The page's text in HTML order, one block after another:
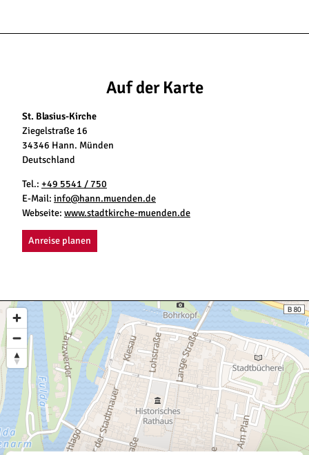
Auf der Karte
St. Blasius-Kirche
Ziegelstraße 16
34346 Hann. Münden
Deutschland
Tel.: +49 5541 / 750
E-Mail: info@hann.muenden.de
Webseite: www.stadtkirche-muenden.de
Anreise planen